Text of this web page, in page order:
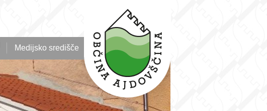
Medijsko središče